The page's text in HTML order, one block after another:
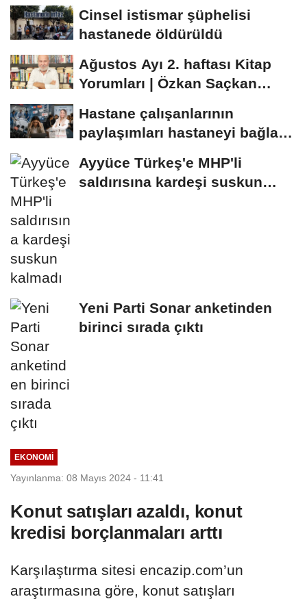
Cinsel istismar şüphelisi
hastanede öldürüldü
Ağustos Ayı 2. haftası Kitap
Yorumları | Özkan Saçkan
Hastane çalışanlarının
paylaşımları hastaneyi bağlar
Ayyüce Türkeş'e MHP'li
saldırısına kardeşi suskun
Yeni Parti Sonar anketinden
birinci sırada çıktı
EKONOMI
Yayınlanma: 08 Mayıs 2024 - 11:41
Konut satışları azaldı, konut
kredisi borçlanmaları arttı
Karşılaştırma sitesi encazip.com’un
araştırmasına göre, konut satışları